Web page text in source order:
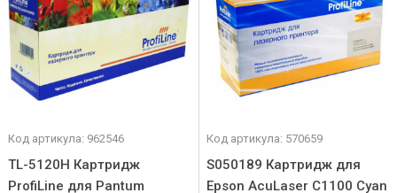
Код артикула: 962546
TL-5120H Картридж
ProfiLine для Pantum
Код артикула: 570659
S050189 Картридж для
Epson AcuLaser C1100 Cyan